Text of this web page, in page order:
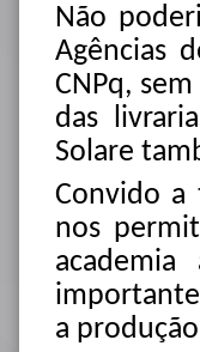
Não
Agências
CNPq,
das
Solare
Convido a
nos
a